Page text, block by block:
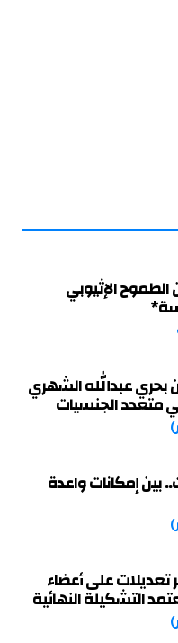
الطموح الإثيوبي
بحري عبدالله الشهري
متعدد الجنسيات
إمكانات واعدة
تعديلات على أعضاء
التشكيلة النهائية